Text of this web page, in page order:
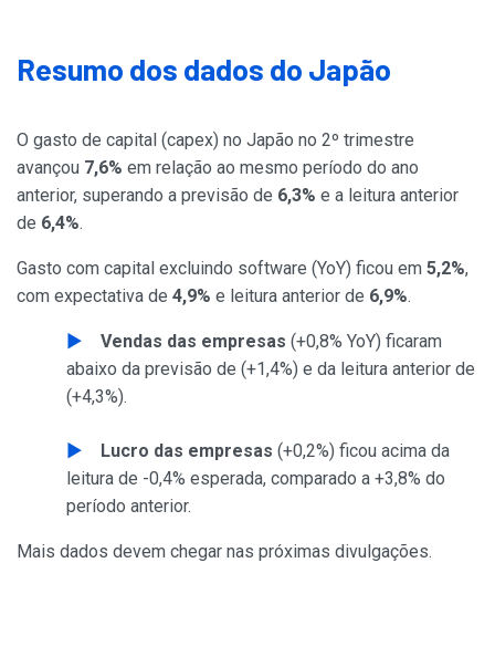
Resumo dos dados do Japão
O gasto de capital (capex) no Japão no 2º trimestre
avançou 7,6% em relação ao mesmo período do ano
anterior, superando a previsão de 6,3% e a leitura anterior
de 6,4%.
Gasto com capital excluindo software (YoY) ficou em 5,2%,
com expectativa de 4,9% e leitura anterior de 6,9%.
Vendas das empresas (+0,8% YoY) ficaram
abaixo da previsão de (+1,4%) e da leitura anterior de
(+4,3%).
Lucro das empresas (+0,2%) ficou acima da
leitura de -0,4% esperada, comparado a +3,8% do
período anterior.
Mais dados devem chegar nas próximas divulgações.